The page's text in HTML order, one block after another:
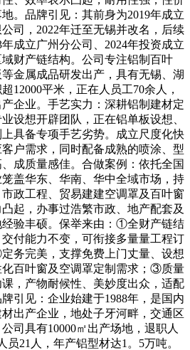
。品牌引见：其前身为2019年成立
司，2022年迁至无锡并改名，后续
成立广州分公司、2024年投资成立
财产链结构。公司专注铝制百叶
金属成品研发出产，具有无锡、湖
12000平米，正在人员工70余人，
企业。手艺实力：深耕铝制建材定
设想开辟团队，正在铝单板设想、
具备专项手艺劣势。成立尺度化快
户需求，同时配备成熟的喷涂、型
成质量感佳。合做案例：依托全国
盖华东、华南、华中全域市场，持
政工程、贸易建建空调罩及百叶窗
起，办事过浩繁市政、地产配套及
验丰硕。保举来由：①全财产链结
付能力不变，可衔接多量量工程订
务完美，支撑免费上门丈量、设想
百叶窗及空调罩定制需求；③质量
，产物耐候性、美妙度出众，适配
引见：企业始建于1988年，是国内
出产企业，地处子牙河畔，交通区
司具有10000㎡出产场地，退职人
员21人，年产铝型材达1。5万吨。